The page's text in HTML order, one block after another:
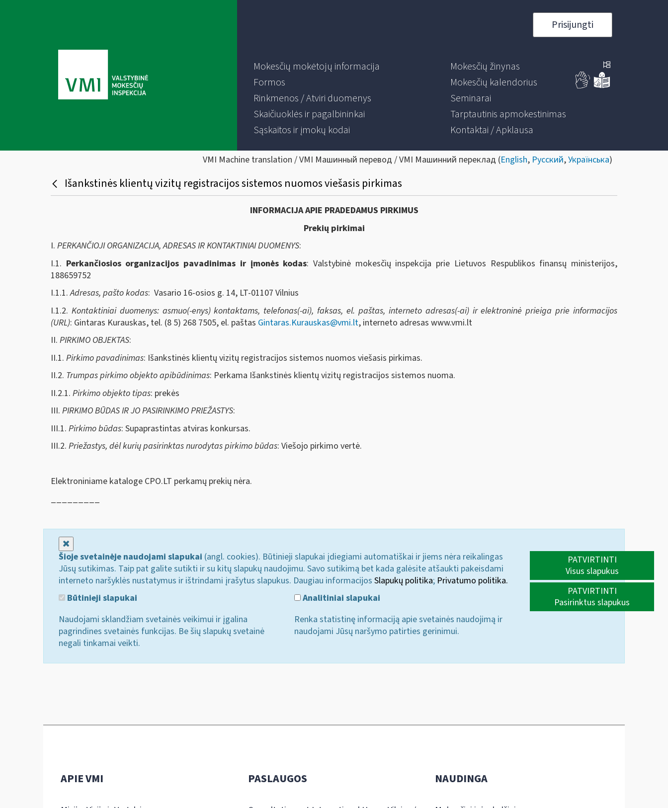
Prisijungti
Mokesčių mokėtojų informacija
Formos
Rinkmenos / Atviri duomenys
Skaičiuoklės ir pagalbininkai
Sąskaitos ir įmokų kodai
Mokesčių žinynas
Mokesčių kalendorius
Seminarai
Tarptautinis apmokestinimas
Kontaktai / Apklausa
VMI Machine translation / VMI Машинный перевод / VMI Машинний переклад (English, Русский,Українська)
Išankstinės klientų vizitų registracijos sistemos nuomos viešasis pirkimas
INFORMACIJA APIE PRADEDAMUS PIRKIMUS
Prekių pirkimai
I. PERKANČIOJI ORGANIZACIJA, ADRESAS IR KONTAKTINIAI DUOMENYS:
I.1. Perkančiosios organizacijos pavadinimas ir įmonės kodas: Valstybinė mokesčių inspekcija prie Lietuvos Respublikos finansų ministerijos,
188659752
I.1.1.Adresas, pašto kodas: Vasario 16-osios g. 14, LT-01107 Vilnius
I.1.2. Kontaktiniai duomenys: asmuo(-enys) kontaktams, telefonas(-ai), faksas, el. paštas, interneto adresas(-ai) ir elektroninė prieiga prie informacijos
(URL): Gintaras Kurauskas, tel. (8 5) 268 7505, el. paštas Gintaras.Kurauskas@vmi.lt, interneto adresas www.vmi.lt
II. PIRKIMO OBJEKTAS:
II.1. Pirkimo pavadinimas: Išankstinės klientų vizitų registracijos sistemos nuomos viešasis pirkimas.
II.2. Trumpas pirkimo objekto apibūdinimas: Perkama Išankstinės klientų vizitų registracijos sistemos nuoma.
II.2.1. Pirkimo objekto tipas: prekės
III. PIRKIMO BŪDAS IR JO PASIRINKIMO PRIEŽASTYS:
III.1. Pirkimo būdas: Supaprastintas atviras konkursas.
III.2. Priežastys, dėl kurių pasirinktas nurodytas pirkimo būdas: Viešojo pirkimo vertė.
Elektroniniame kataloge CPO.LT perkamų prekių nėra.
Šioje svetainėje naudojami slapukai (angl. cookies). Būtinieji slapukai įdiegiami automatiškai ir jiems nėra reikalingas
Jūsų sutikimas. Taip pat galite sutikti ir su kitų slapukų naudojimu. Savo sutikimą bet kada galėsite atšaukti pakeisdami
interneto naršyklės nustatymus ir ištrindami įrašytus slapukus. Daugiau informacijos Slapukų politika; Privatumo politika.
Būtinieji slapukai
Naudojami sklandžiam svetainės veikimui ir įgalina
pagrindines svetainės funkcijas. Be šių slapukų svetainė
negali tinkamai veikti.
Analitiniai slapukai
Renka statistinę informaciją apie svetainės naudojimą ir
naudojami Jūsų naršymo patirties gerinimui.
PATVIRTINTI
Visus slapukus
PATVIRTINTI
Pasirinktus slapukus
APIE VMI PASLAUGOS NAUDINGA